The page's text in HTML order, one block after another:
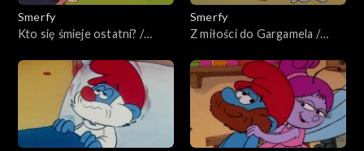
Smerfy
Kto się śmieje ostatni? /
Smerfy
Z miłości do Gargamela /